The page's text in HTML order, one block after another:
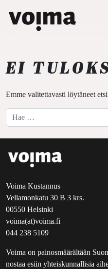
Päävalikko
EI
Emme valitettavasti löytäneet
Hae:
Voima Kustannus
Vellamonkatu 30 B 3 krs.
00550 Helsinki
voima(at)voima.fi
044 238 5109
Voima on painosmäärältään
nostaa esiin yhteiskunnallisia